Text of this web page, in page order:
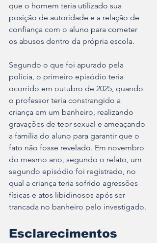
que o homem teria utilizado sua
posição de autoridade e a relação de
confiança com o aluno para cometer
os abusos dentro da própria escola.
Segundo o que foi apurado pela
polícia, o primeiro episódio teria
ocorrido em outubro de 2025, quando
o professor teria constrangido a
criança em um banheiro, realizando
gravações de teor sexual e ameaçando
a família do aluno para garantir que o
fato não fosse revelado. Em novembro
do mesmo ano, segundo o relato, um
segundo episódio foi registrado, no
qual a criança teria sofrido agressões
físicas e atos libidinosos após ser
trancada no banheiro pelo investigado.
Esclarecimentos